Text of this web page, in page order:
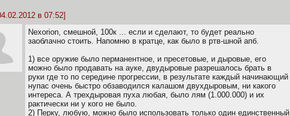
в 07:52]
Nexorion, смешной, 100к ... если и сделают, то будет реально
заоблачно стоить. Напомню в кратце, как было в ртв-шной апб.
1) все оружие было перманентное, и пресетовые, и дыровые, его
можно было продавать на ауке, двудыровые разрешалось брать в
руки где то по середине прогрессии, в результате каждый начинающий
нупас очень быстро обзаводился калашом двухдыровым, ни какого
интереса. А трехдыровая пуха любая, было лям (1.000.000) и их
рактически ни у кого не было.
2) Перку, любую, можно было использовать только один единственный